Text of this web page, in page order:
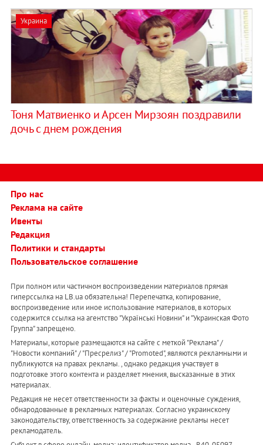
Украина
Тоня Матвиенко и Арсен Мирзоян поздравили
дочь с днем рождения
Про нас
Реклама на сайте
Ивенты
Редакция
Политики и стандарты
Пользовательское соглашение
При полном или частичном воспроизведении материалов прямая
гиперссылка на LB.ua обязательна! Перепечатка, копирование,
воспроизведение или иное использование материалов, в которых
содержится ссылка на агентство "Українськi Новини" и "Украинская Фото
Группа" запрещено.
Материалы, которые размещаются на сайте с меткой "Реклама" /
"Новости компаний" / "Пресрелиз" / "Promoted", являются рекламными и
публикуются на правах рекламы. , однако редакция участвует в
подготовке этого контента и разделяет мнения, высказанные в этих
материалах.
Редакция не несет ответственности за факты и оценочные суждения,
обнародованные в рекламных материалах. Согласно украинскому
законодательству, ответственность за содержание рекламы несет
рекламодатель.